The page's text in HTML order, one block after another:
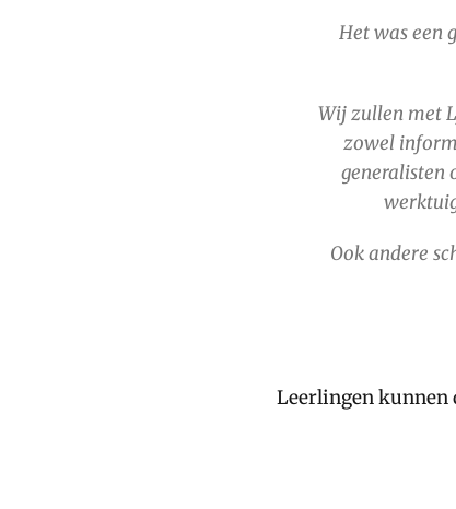
Het was een
Wij zullen met
zowel
generalisten
Ook andere
Leerlingen kunnen